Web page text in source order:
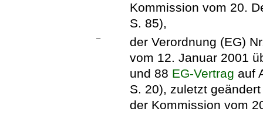
Kommission vom 20.
S. 85),
–
der Verordnung (EG)
vom 12. Januar 2001
und 88 EG-Vertrag auf
S. 20), zuletzt
der Kommission vom